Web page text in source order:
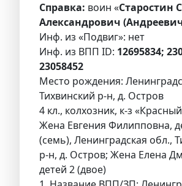
Справка: воин «Старостин
Александрович
Инф. из «Подвиг»: нет
Инф. из ВПП ID: 12695834;
23058452
Место рождения:
Тихвинский р-н, д. Остров
4 кл., колхозник, к-з
Жена Евгения Филипповна,
(семь), Ленинградская обл.,
р-н, д. Остров; Жена Елена
детей 2 (двое)